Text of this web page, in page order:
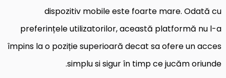
dispozitiv mobile este foarte mare. Odată cu
preferințele utilizatorilor, această platformă nu l-a
împins la o poziție superioară decat sa ofere un acces
simplu si sigur în timp ce jucăm oriunde.